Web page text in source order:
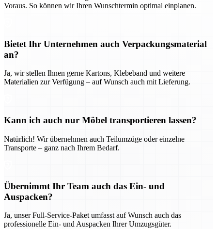
Voraus. So können wir Ihren Wunschtermin optimal einplanen.
Bietet Ihr Unternehmen auch Verpackungsmaterial
an?
Ja, wir stellen Ihnen gerne Kartons, Klebeband und weitere
Materialien zur Verfügung – auf Wunsch auch mit Lieferung.
Kann ich auch nur Möbel transportieren lassen?
Natürlich! Wir übernehmen auch Teilumzüge oder einzelne
Transporte – ganz nach Ihrem Bedarf.
Übernimmt Ihr Team auch das Ein- und
Auspacken?
Ja, unser Full-Service-Paket umfasst auf Wunsch auch das
professionelle Ein- und Auspacken Ihrer Umzugsgüter.